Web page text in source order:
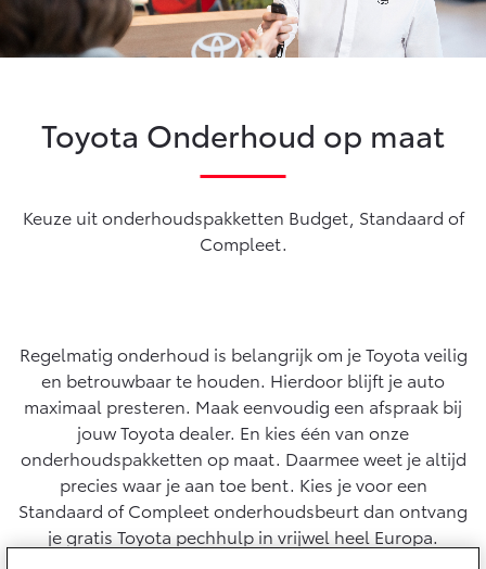
Ons bedrijf
Contact en Route
Aygo X
HYBRIDE
Yaris
HYBRIDE
Vanaf € 31.895,-
Corolla Hatchback
HYBRIDE
Corolla Touring Sports
HYBRIDE
Occasions
Onderhoud
Service & Onderhoud
APK
Airco check
Vakantiecheck
Hybride Zekerheid Controle
Toyota handleidingen
Toyota Service Informatie (SIL)
Diensten
Wat is Private Lease?
Bereken je maandbedrag
Private Lease voor ZZP
Private Lease Occasions
Financieren
Zakelijk
Toyota voor de zaak
Leaserijder
Wagenparkbeheer
Contact zakelijke markt
Werkplaatsafspraak maken
Contact en Route
Schade melden
Toyota Onderhoud op maat
Keuze uit onderhoudspakketten Budget, Standaard of
Compleet.
Regelmatig onderhoud is belangrijk om je Toyota veilig
en betrouwbaar te houden. Hierdoor blijft je auto
maximaal presteren. Maak eenvoudig een afspraak bij
jouw Toyota dealer. En kies één van onze
onderhoudspakketten op maat. Daarmee weet je altijd
precies waar je aan toe bent. Kies je voor een
Standaard of Compleet onderhoudsbeurt dan ontvang
je gratis Toyota pechhulp in vrijwel heel Europa.